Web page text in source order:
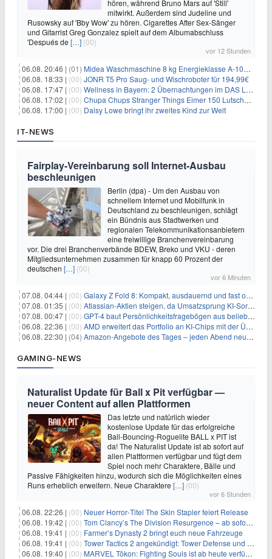
hören, während Bruno Mars auf 'Still'
mitwirkt. Außerdem sind Judeline und
Rusowsky auf 'Bby Wow' zu hören. Cigarettes After Sex-Sänger
und Gitarrist Greg Gonzalez spielt auf dem Albumabschluss
'Después de […] (00)
vor 12 Stunden
06.08. 20:46 | (01) Midea Waschmaschine 8 kg Energieklasse A-10% 1400 U/Min für 289,97€
06.08. 18:33 | (00) JONR T5 Pro Saug- und Wischroboter für 194,99€
06.08. 17:47 | (00) Wellness in Bayern: 2 Übernachtungen im DAS LUDWIG Sports Resort inkl. HP + Wellness ab 174€ p.P.
06.08. 17:02 | (00) Chupa Chups Stranger Things Eimer 150 Lutscher für 21,95€
06.08. 17:00 | (00) Daisy Lowe bringt ihr zweites Kind zur Welt
IT-NEWS
Fairplay-Vereinbarung soll Internet-Ausbau
beschleunigen
Berlin (dpa) - Um den Ausbau von
schnellem Internet und Mobilfunk in
Deutschland zu beschleunigen, schlägt
ein Bündnis aus Stadtwerken und
regionalen Telekommunikationsanbietern
eine freiwillige Branchenvereinbarung
vor. Die drei Branchenverbände BDEW, Breko und VKU - deren
Mitgliedsunternehmen zusammen für knapp 60 Prozent der
deutschen […] (00)
vor 6 Minuten
07.08. 04:44 | (00) Galaxy Z Fold 8: Kompakt, ausdauernd und fast ohne Falte
07.08. 01:35 | (00) Atlassian-Aktien steigen, da Umsatzsprung KI-Sorgen dämpft
07.08. 00:47 | (00) GPT-4 baut Persönlichkeitsfragebögen aus beliebigen Texten und sagt Antworten voraus
06.08. 22:36 | (00) AMD erweitert das Portfolio an KI-Chips mit der Übernahme von Taalas
06.08. 22:30 | (04) Amazon-Angebote des Tages – jeden Abend neue Deals zum Stöbern
GAMING-NEWS
Naturalist Update für Ball x Pit verfügbar —
neuer Content auf allen Plattformen
Das letzte und natürlich wieder
kostenlose Update für das erfolgreiche
Ball-Bouncing-Roguelite BALL x PIT ist
da! The Naturalist Update ist ab sofort auf
allen Plattformen verfügbar und fügt dem
Spiel noch mehr Charaktere, Bälle und
Passive Fähigkeiten hinzu, wodurch sich die Möglichkeiten eines
Runs erheblich erweitern. Neue Charaktere […] (00)
vor 6 Stunden
06.08. 22:26 | (00) Neuer Horror‑Titel The Skin Stapler feiert Release
06.08. 19:42 | (00) Tom Clancy’s The Division Resurgence – ab sofort für euch verfügbar
06.08. 19:41 | (00) Farmer’s Dynasty 2 bringt euch neue Fahrzeuge
06.08. 19:41 | (00) Tower Tactics 2 angekündigt: Tower Defense und Deckbuilding Kombo kehrt zurück
06.08. 19:40 | (00) MARVEL Tōkon: Fighting Souls ist ab heute verfügbar